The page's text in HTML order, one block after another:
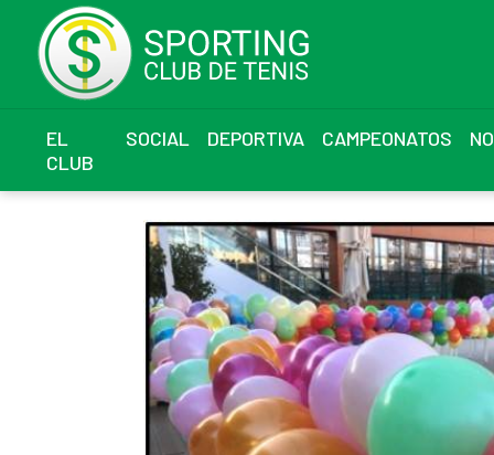
EL
CLUB
SOCIAL DEPORTIVA CAMPEONATOS